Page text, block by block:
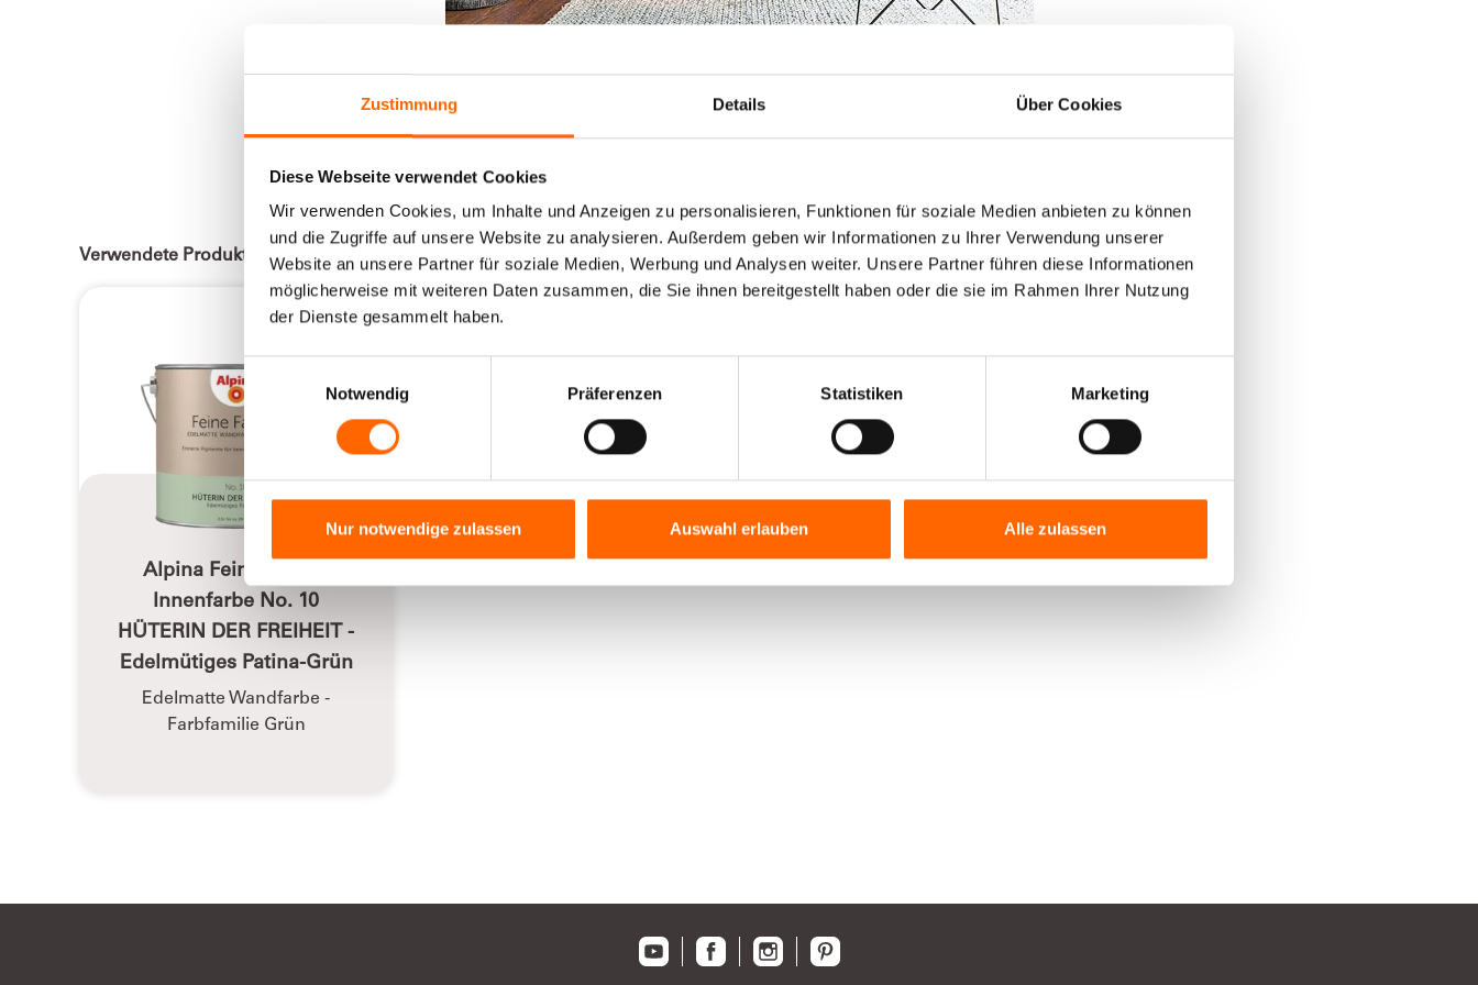
Zustimmung Details Über Cookies
Diese Webseite verwendet Cookies
Wir verwenden Cookies, um Inhalte und Anzeigen zu personalisieren, Funktionen für soziale Medien anbieten zu können
und die Zugriffe auf unsere Website zu analysieren. Außerdem geben wir Informationen zu Ihrer Verwendung unserer
Website an unsere Partner für soziale Medien, Werbung und Analysen weiter. Unsere Partner führen diese Informationen
möglicherweise mit weiteren Daten zusammen, die Sie ihnen bereitgestellt haben oder die sie im Rahmen Ihrer Nutzung
der Dienste gesammelt haben.
Einwilligungsauswahl
Notwendig
Präferenzen Statistiken Marketing
Nur notwendige zulassen Auswahl erlauben Alle zulassen
EDELMATTE WANDFARBE - FARBFAMILIE GRÜN
Verwendete Produkte:
Alpina Feine Farben
Innenfarbe No. 10
HÜTERIN DER FREIHEIT -
Edelmütiges Patina-Grün
Edelmatte Wandfarbe -
Farbfamilie Grün